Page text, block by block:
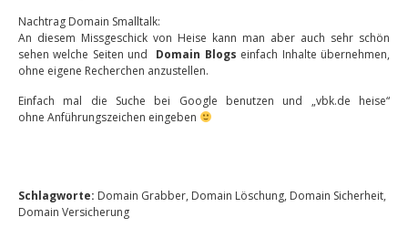
Nachtrag Domain Smalltalk:
An diesem Missgeschick von Heise kann man aber auch sehr schön
sehen welche Seiten und Domain Blogs einfach Inhalte übernehmen,
ohne eigene Recherchen anzustellen.
Einfach mal die Suche bei Google benutzen und „vbk.de heise“
ohne Anführungszeichen eingeben
Schlagworte: Domain Grabber, Domain Löschung, Domain Sicherheit,
Domain Versicherung